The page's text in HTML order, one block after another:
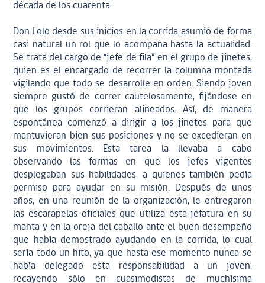
década de los cuarenta.
Don Lolo desde sus inicios en la corrida asumió de forma
casi natural un rol que lo acompaña hasta la actualidad.
Se trata del cargo de “jefe de fila” en el grupo de jinetes,
quien es el encargado de recorrer la columna montada
vigilando que todo se desarrolle en orden. Siendo joven
siempre gustó de correr cautelosamente, fijándose en
que los grupos corrieran alineados. Así, de manera
espontánea comenzó a dirigir a los jinetes para que
mantuvieran bien sus posiciones y no se excedieran en
sus movimientos. Esta tarea la llevaba a cabo
observando las formas en que los jefes vigentes
desplegaban sus habilidades, a quienes también pedía
permiso para ayudar en su misión. Después de unos
años, en una reunión de la organización, le entregaron
las escarapelas oficiales que utiliza esta jefatura en su
manta y en la oreja del caballo ante el buen desempeño
que había demostrado ayudando en la corrida, lo cual
sería todo un hito, ya que hasta ese momento nunca se
había delegado esta responsabilidad a un joven,
recayendo sólo en cuasimodistas de muchísima